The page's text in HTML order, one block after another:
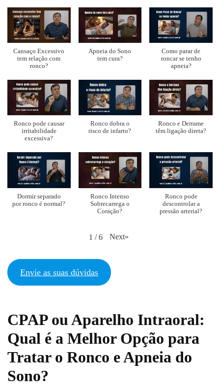
Cansaço Excessivo
tem relação com
ronco?
Apneia do Sono
tem cura?
Como parar de
roncar se tenho
apneia?
Ronco pode causar
irritabilidade
excessiva?
Ronco dobra o
risco de infarto?
Ronco e Derrame
têm ligação direta?
Dormir separado
por ronco é normal?
Ronco Intenso
Sobrecarrega o
Coração?
Ronco pode
descontrolar a
pressão arterial?
1 / 6 Next»
Envie as suas dúvidas
CPAP ou Aparelho Intraoral:
Qual é a Melhor Opção para
Tratar o Ronco e Apneia do
Sono?